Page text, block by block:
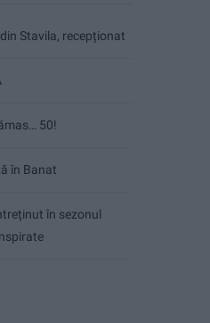
Stavila, recepționat
50!
în Banat
în sezonul